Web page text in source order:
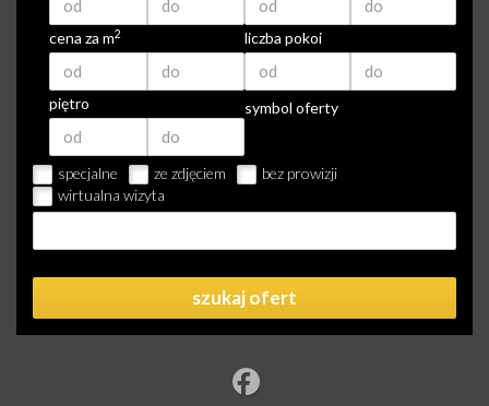
cena za m2 liczba pokoi
piętro
specjalne ze zdjęciem
bez prowizji
wirtualna wizyta
symbol oferty
szukaj ofert